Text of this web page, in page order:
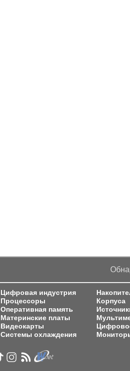
Цифровая индустрия
Процессоры
Оперативная память
Материнские платы
Видеокарты
Системы охлаждения
Корпуса